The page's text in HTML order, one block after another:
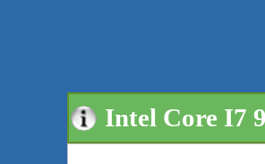
Intel Core I7